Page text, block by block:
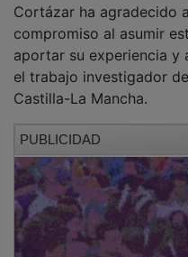
compromiso al asumir
aportar su experiencia y
el trabajo investigador
Castilla-La Mancha.